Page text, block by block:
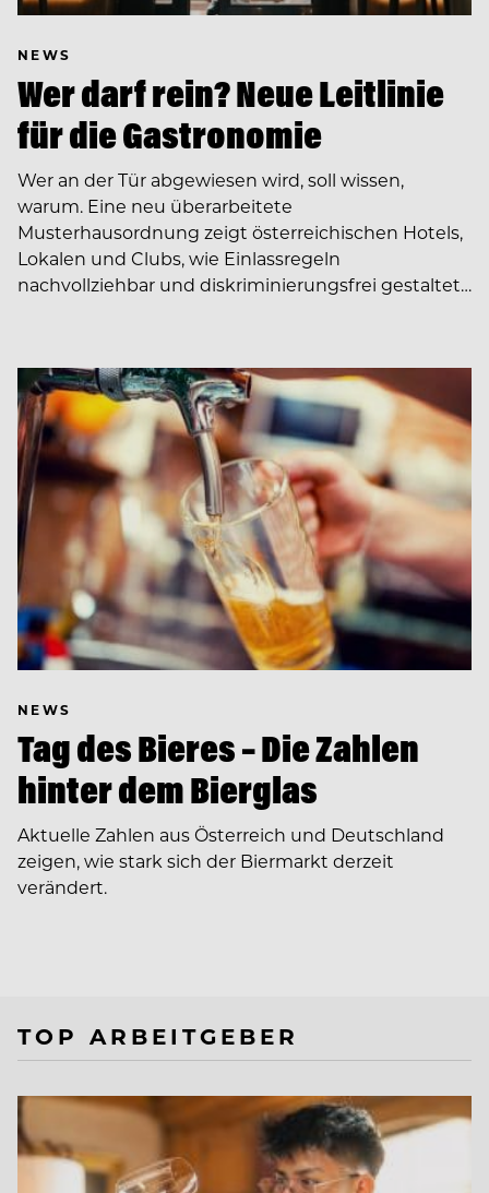
NEWS
Wer darf rein? Neue Leitlinie
für die Gastronomie
Wer an der Tür abgewiesen wird, soll wissen,
warum. Eine neu überarbeitete
Musterhausordnung zeigt österreichischen Hotels,
Lokalen und Clubs, wie Einlassregeln
nachvollziehbar und diskriminierungsfrei gestaltet…
NEWS
Tag des Bieres – Die Zahlen
hinter dem Bierglas
Aktuelle Zahlen aus Österreich und Deutschland
zeigen, wie stark sich der Biermarkt derzeit
verändert.
TOP ARBEITGEBER